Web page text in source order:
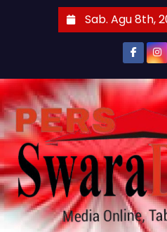
t
o
c
o
n
t
e
Sab. Agu 8th,